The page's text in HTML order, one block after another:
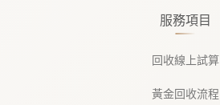
服務項目
回收線上試算
黃金回收流程